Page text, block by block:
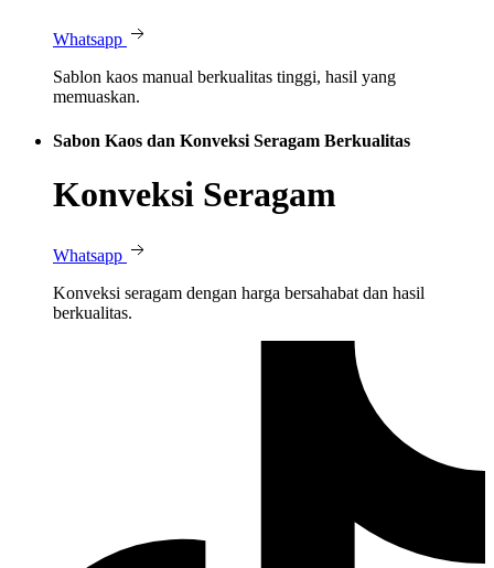
Whatsapp
Sablon kaos manual berkualitas tinggi, hasil yang
memuaskan.
Sabon Kaos dan Konveksi Seragam Berkualitas
Konveksi Seragam
Whatsapp
Konveksi seragam dengan harga bersahabat dan hasil
berkualitas.